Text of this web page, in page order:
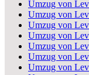
Umzug von
Umzug von
Umzug von
Umzug von
Umzug von
Umzug von
Umzug von